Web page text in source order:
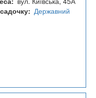
Державний